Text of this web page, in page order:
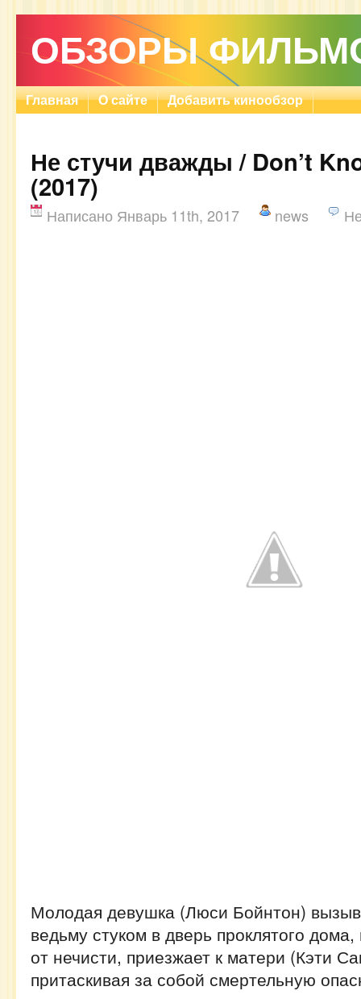
ОБЗОРЫ
Главная О сайте Добавить кинообзор
Не стучи дважды / Don’t
(2017)
Написано Январь 11th, 2017 news
Молодая девушка (Люси Бойнтон)
ведьму стуком в дверь проклятого
от нечисти, приезжает к матери (Кэти
притаскивая за собой смертельную